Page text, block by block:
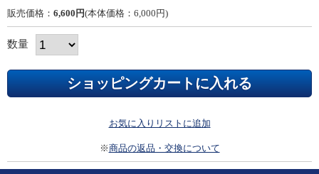
販売価格： 6,600円(本体価格：6,000円)
数量
お気に入りリストに追加
※商品の返品・交換について